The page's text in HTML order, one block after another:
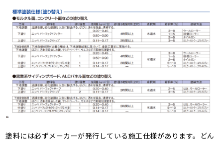
塗料には必ずメーカーが発行している施工仕様があります。どん